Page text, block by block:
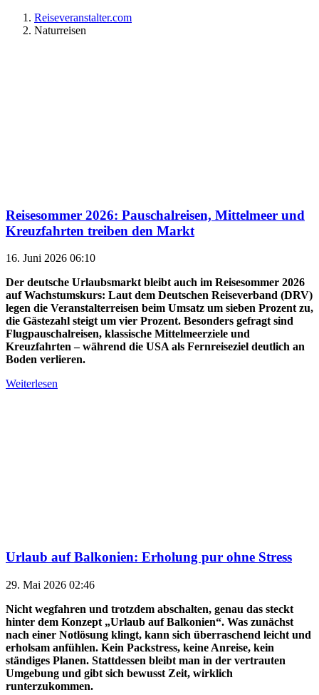
Reiseveranstalter.com
Naturreisen
Reisesommer 2026: Pauschalreisen, Mittelmeer und
Kreuzfahrten treiben den Markt
16. Juni 2026 06:10
Der deutsche Urlaubsmarkt bleibt auch im Reisesommer 2026
auf Wachstumskurs: Laut dem Deutschen Reiseverband (DRV)
legen die Veranstalterreisen beim Umsatz um sieben Prozent zu,
die Gästezahl steigt um vier Prozent. Besonders gefragt sind
Flugpauschalreisen, klassische Mittelmeerziele und
Kreuzfahrten – während die USA als Fernreiseziel deutlich an
Boden verlieren.
Weiterlesen
Urlaub auf Balkonien: Erholung pur ohne Stress
29. Mai 2026 02:46
Nicht wegfahren und trotzdem abschalten, genau das steckt
hinter dem Konzept „Urlaub auf Balkonien“. Was zunächst
nach einer Notlösung klingt, kann sich überraschend leicht und
erholsam anfühlen. Kein Packstress, keine Anreise, kein
ständiges Planen. Stattdessen bleibt man in der vertrauten
Umgebung und gibt sich bewusst Zeit, wirklich
runterzukommen.